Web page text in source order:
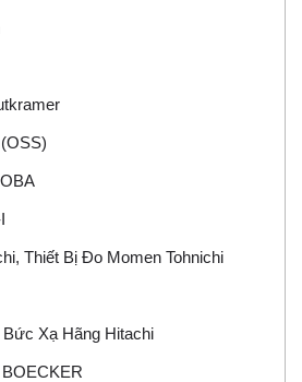
Thiết Bị Đo Momen Tohnichi
Xạ Hãng Hitachi